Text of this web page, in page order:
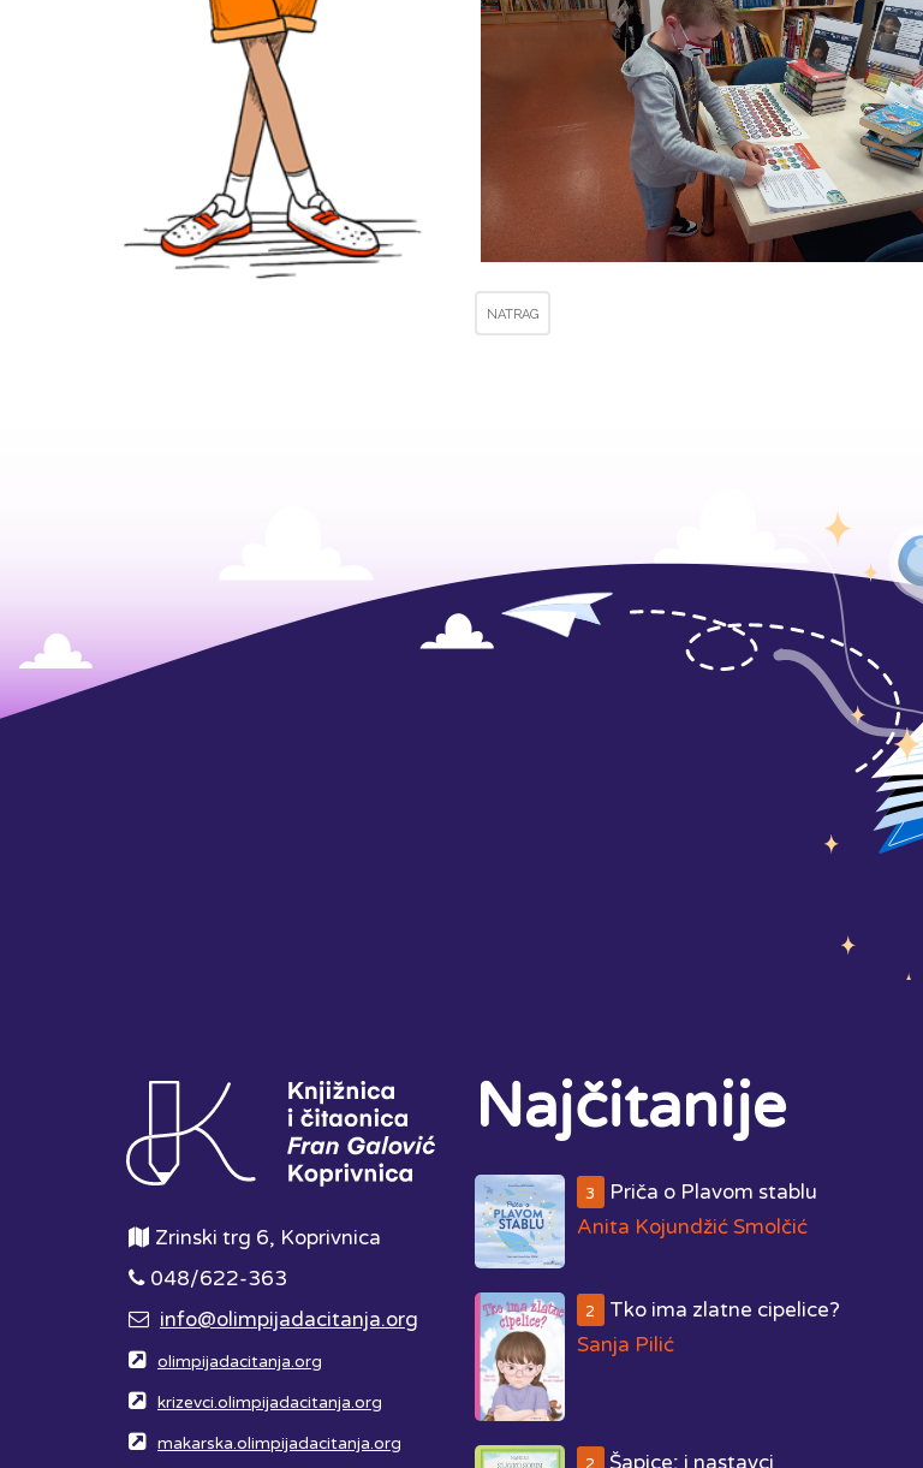
NATRAG
Zrinski trg 6, Koprivnica
048/622-363
info@olimpijadacitanja.org
olimpijadacitanja.org
krizevci.olimpijadacitanja.org
makarska.olimpijadacitanja.org
Najčitanije
3
Priča o Plavom stablu
Anita Kojundžić Smolčić
2
Tko ima zlatne cipelice?
Sanja Pilić
2 Šapice; i nastavci